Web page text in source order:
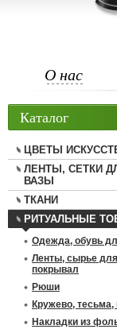
О нас
Каталог
ЦВЕТЫ
ЛЕНТЫ, СЕТКИ
ВАЗЫ
ТКАНИ
РИТУАЛЬНЫЕ
Одежда, обувь
Ленты, сырье
покрывал
Рюши
Кружево, тесьма,
Накладки из